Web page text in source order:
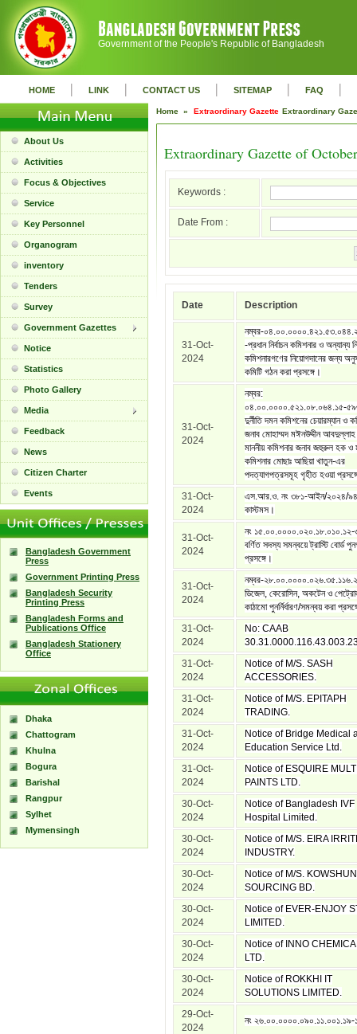
Government of the People's Republic of Bangladesh
HOME | LINK | CONTACT US | SITEMAP | FAQ |
About Us
Activities
Focus & Objectives
Service
Key Personnel
Organogram
inventory
Tenders
Survey
Government Gazettes
Notice
Statistics
Photo Gallery
Media
Feedback
News
Citizen Charter
Events
Bangladesh Government
Press
Government Printing Press
Bangladesh Security
Printing Press
Bangladesh Forms and
Publications Office
Bangladesh Stationery
Office
Dhaka
Chattogram
Khulna
Bogura
Barishal
Rangpur
Sylhet
Mymensingh
Home » Extraordinary Gazette Extraordinary
Extraordinary Gazette of
Keywords :
Date From :
Date Description
31-Oct-
2024
নম্বর-
-প্রধান নির্বাচন কমিশনার ও অন্যান্য
কমিশনারগণের নিয়োগদানের জন্য
কমিটি গঠন করা প্রসঙ্গে।
31-Oct-
2024
নম্বর:
০৪.০০.০০০০.৫২১.০৮.০৬৪.১৫-
দুর্নীতি দমন কমিশনের চেয়ারম্যান ও
জনাব মোহাম্মদ মঈনউদ্দীন
মাননীয় কমিশনার জনাব জহুরুল হক ও
কমিশনার মোছাঃ আছিয়া খাতুন-এর
পদত্যাগপত্রসমূহ গৃহীত হওয়া
31-Oct-
2024
এস.আর.ও. নং ৩৮১-আইন/২০২৪/
কাস্টমস।
31-Oct-
2024
নং
বর্ণিত সদস্য সমন্বয়ে ট্রাস্টি বোর্ড
প্রসঙ্গে।
31-Oct-
2024
নম্বর-
ডিজেল, কেরোসিন, অকটেন ও
কাঠামো পুনর্নির্ধারণ/সমন্বয় করা
31-Oct-
2024
No: CAAB
31-Oct-
2024
Notice of M/S. SASH
ACCESSORIES.
31-Oct-
2024
Notice of M/S. EPITAPH
TRADING.
31-Oct-
2024
Notice of Bridge Medical
Education Service Ltd.
31-Oct-
2024
Notice of ESQUIRE
PAINTS LTD.
30-Oct-
2024
Notice of Bangladesh IVF
Hospital Limited.
30-Oct-
2024
Notice of M/S. EIRA
INDUSTRY.
30-Oct-
2024
Notice of M/S. KOWSHUN
SOURCING BD.
30-Oct-
2024
Notice of EVER-ENJOY
LIMITED.
30-Oct-
2024
Notice of INNO
LTD.
30-Oct-
2024
Notice of ROKKHI IT
SOLUTIONS LIMITED.
29-Oct-
2024
নং